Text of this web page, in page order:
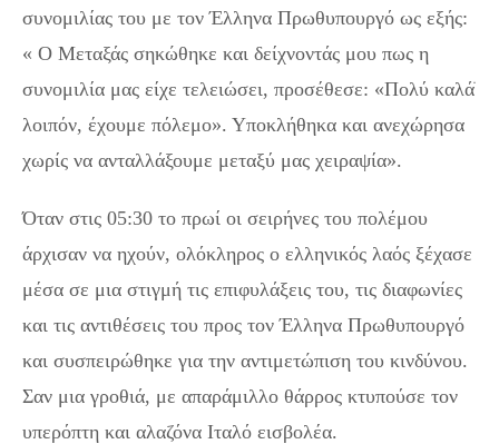
συνομιλίας του με τον Έλληνα Πρωθυπουργό ως εξής:
« Ο Μεταξάς σηκώθηκε και δείχνοντάς μου πως η
συνομιλία μας είχε τελειώσει, προσέθεσε: «Πολύ καλάֹ
λοιπόν, έχουμε πόλεμο». Υποκλήθηκα και ανεχώρησα
χωρίς να ανταλλάξουμε μεταξύ μας χειραψία».
Όταν στις 05:30 το πρωί οι σειρήνες του πολέμου
άρχισαν να ηχούν, ολόκληρος ο ελληνικός λαός ξέχασε
μέσα σε μια στιγμή τις επιφυλάξεις του, τις διαφωνίες
και τις αντιθέσεις του προς τον Έλληνα Πρωθυπουργό
και συσπειρώθηκε για την αντιμετώπιση του κινδύνου.
Σαν μια γροθιά, με απαράμιλλο θάρρος κτυπούσε τον
υπερόπτη και αλαζόνα Ιταλό εισβολέα.